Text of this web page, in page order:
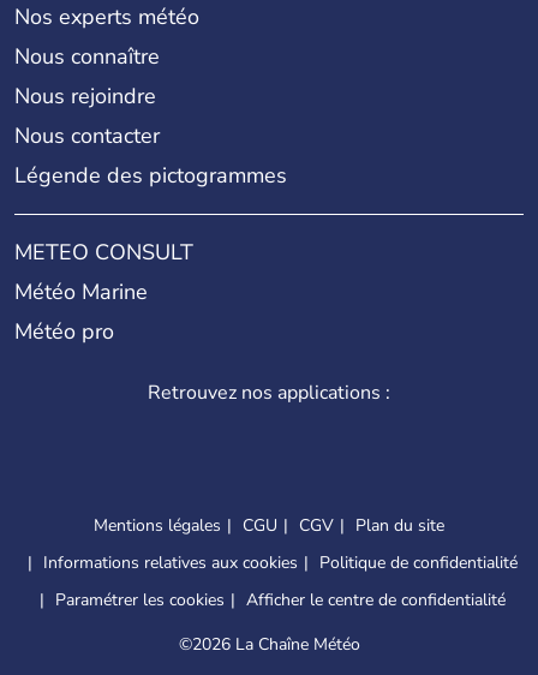
Nos experts météo
Nous connaître
Nous rejoindre
Nous contacter
Légende des pictogrammes
METEO CONSULT
Météo Marine
Météo pro
Retrouvez nos applications :
Mentions légales CGU CGV
Plan du site
Informations relatives aux cookies
Politique de confidentialité
Paramétrer les cookies
Afficher le centre de confidentialité
©2026 La Chaîne Météo